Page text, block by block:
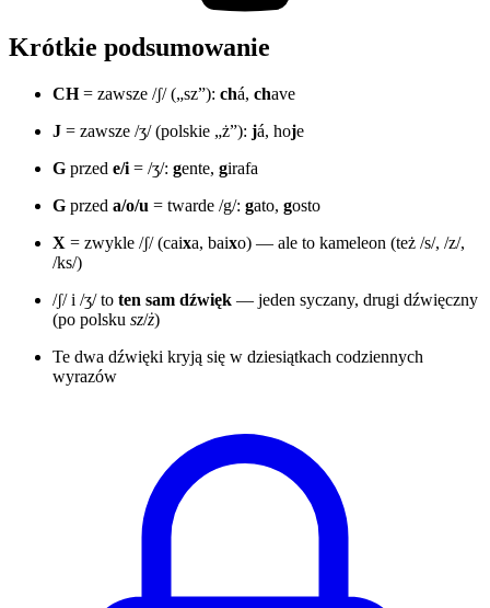
Krótkie podsumowanie
CH= zawsze /ʃ/ („sz”): chá, chave
J = zawsze /ʒ/ (polskie „ż”): já, hoje
G przed e/i = /ʒ/: gente, girafa
G przed a/o/u = twarde /g/: gato, gosto
X = zwykle /ʃ/ (caixa, baixo) — ale to kameleon (też /s/, /z/,
/ks/)
/ʃ/ i /ʒ/ to ten sam dźwięk — jeden syczany, drugi dźwięczny
(po polsku sz/ż)
Te dwa dźwięki kryją się w dziesiątkach codziennych
wyrazów